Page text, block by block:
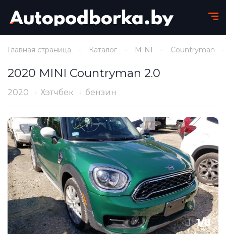
Главная страница Каталог MINI Countryman
2020 MINI Countryman 2.0
2020 Хэтчбек бензин
1/8